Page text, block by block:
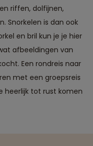
riffen, dolfijnen,
Snorkelen is dan ook
en bril kun je je hier
afbeeldingen van
Een rondreis naar
met een groepsreis
heerlijk tot rust komen